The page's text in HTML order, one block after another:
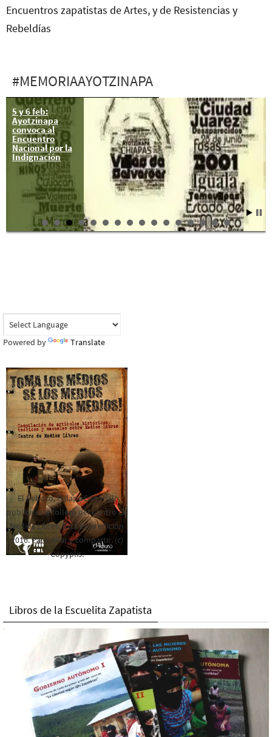
Encuentros zapatistas de Artes, y de Resistencias y
Rebeldías
#MEMORIAAYOTZINAPA
5 y 6 feb:
Ayotzinapa
convoca al
Encuentro
Nacional por la
Indignación
Ayotzinapa:
Con o sin
reunión con el
Papa
seguiremos
adelante
Powered by Translate
El Rebozo, Palapa Editorial,
publica este folleto del Centro de
Medios Libres. Esta es la edición
2016. Para rolar y compartir. (c)
Copyplis.
Libros de la Escuelita Zapatista